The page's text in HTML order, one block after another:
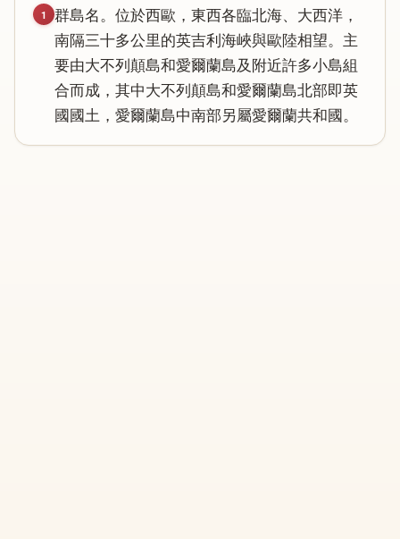
1 群島名。 位於西歐 ， 東西各臨北海、 大西洋 ，
南隔三十多公里的英吉利海峽與歐陸相望。 主
要由大不列顛島和愛爾蘭島及附近許多小島組
合而成 ， 其中大不列顛島和愛爾蘭島北部即英
國國土 ， 愛爾蘭島中南部另屬愛爾蘭共和國。